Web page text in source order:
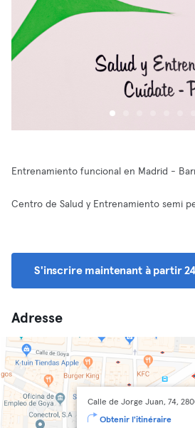
Entrenamiento funcional en Madrid -
Centro de Salud y Entrenamiento semi
S'inscrire maintenant à partir
Adresse
Calle de Jorge Juan, 74,
Obtenir l'itinéraire